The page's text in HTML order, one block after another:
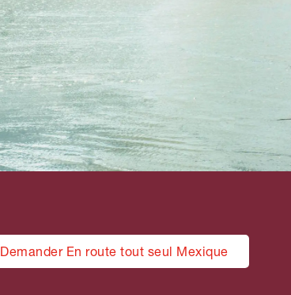
Demander En route tout seul Mexique